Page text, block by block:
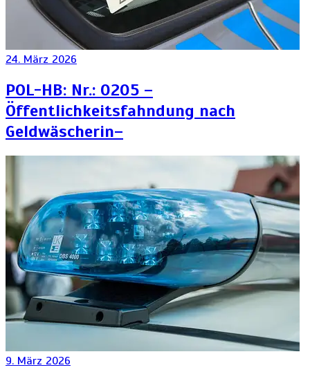
24. März 2026
POL-HB: Nr.: 0205 –
Öffentlichkeitsfahndung nach
Geldwäscherin–
9. März 2026